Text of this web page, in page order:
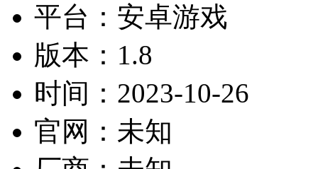
平台： 安卓游戏
版本： 1.8
时间： 2023-10-26
官网： 未知